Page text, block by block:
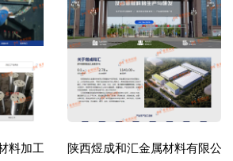
料加工有限公司陕西煜成和汇金属材料有限公司